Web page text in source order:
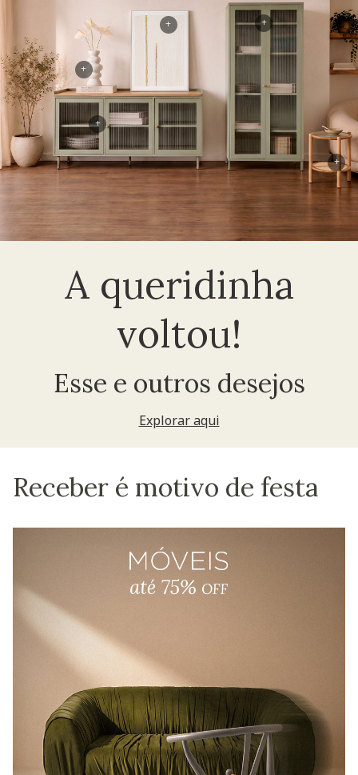
A queridinha
voltou!
Esse e outros desejos
Explorar aqui
+
+
+
+
+
Receber é motivo de festa